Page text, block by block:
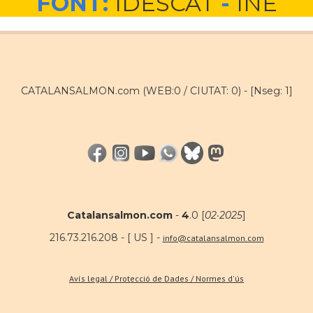
CATALANSALMON.com (WEB:0 / CIUTAT: 0) - [Nseg: 1]
Catalansalmon.com - 4.0 [02·2025]
216.73.216.208 - [ US ] - info@catalansalmon.com
Avís legal / Protecció de Dades / Normes d'ús